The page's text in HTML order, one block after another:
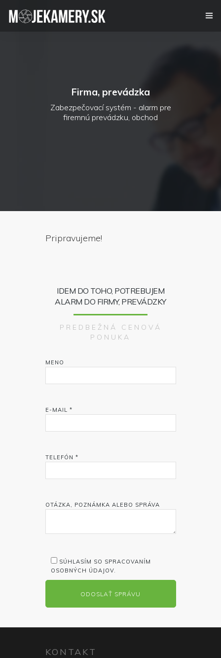
Firma, prevádzka
Zabezpečovací systém - alarm pre
firemnú prevádzku, obchod
Pripravujeme!
IDEM DO TOHO, POTREBUJEM
ALARM DO FIRMY, PREVÁDZKY
PREDBEŽNÁ CENOVÁ
PONUKA
MENO
E-MAIL *
TELEFÓN *
OTÁZKA, POZNÁMKA ALEBO SPRÁVA
SÚHLASÍM SO SPRACOVANÍM
OSOBNÝCH ÚDAJOV.
KONTAKT